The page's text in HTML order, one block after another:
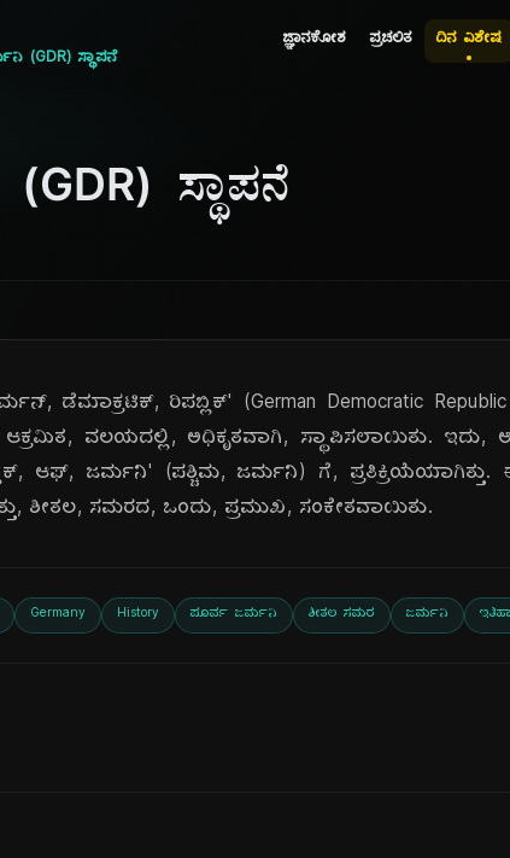
ಜ್ಞಾನಕೋಶ ಪ್ರಚಲಿತ ದಿನ ವಿಶೇಷ
(GDR) ಸ್ಥಾಪನೆ
ಸ್ಥಾಪನೆ
ಡೆಮಾಕ್ರಟಿಕ್, ರಿಪಬ್ಲಿಕ್' (German Democratic
ವಲಯದಲ್ಲಿ, ಅಧಿಕೃತವಾಗಿ, ಸ್ಥಾಪಿಸಲಾಯಿತು. ಇದು,
ಆಫ್, ಜರ್ಮನಿ' (ಪಶ್ಚಿಮ, ಜರ್ಮನಿ) ಗೆ,
ಶೀತಲ, ಸಮರದ, ಒಂದು, ಪ್ರಮುಖ, ಸಂಕೇತವಾಯಿತು.
Germany History ಪೂರ್ವ ಜರ್ಮನಿ ಶೀತಲ ಸಮರ ಜರ್ಮನಿ